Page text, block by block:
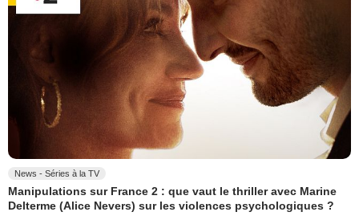
News - Séries à la TV
Manipulations sur France 2 : que vaut le thriller avec Marine
Delterme (Alice Nevers) sur les violences psychologiques ?